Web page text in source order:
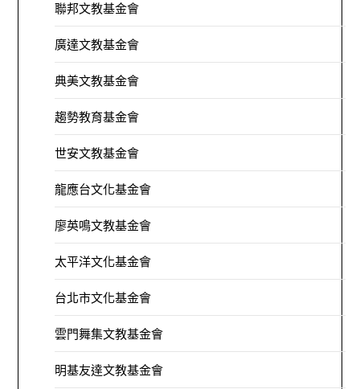
聯邦文教基金會
廣達文教基金會
典美文教基金會
趨勢教育基金會
世安文教基金會
龍應台文化基金會
廖英鳴文教基金會
太平洋文化基金會
台北市文化基金會
雲門舞集文教基金會
明基友達文教基金會